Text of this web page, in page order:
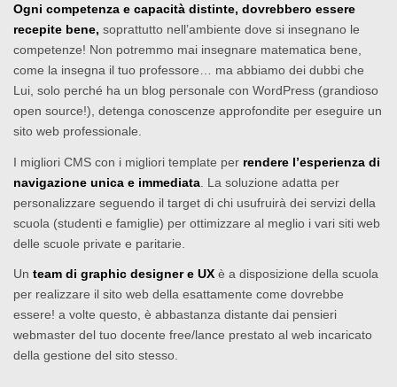
Ogni competenza e capacità distinte, dovrebbero essere
recepite bene, soprattutto nell’ambiente dove si insegnano le
competenze! Non potremmo mai insegnare matematica bene,
come la insegna il tuo professore… ma abbiamo dei dubbi che
Lui, solo perché ha un blog personale con WordPress (grandioso
open source!), detenga conoscenze approfondite per eseguire un
sito web professionale.
I migliori CMS con i migliori template per rendere l’esperienza di
navigazione unica e immediata . La soluzione adatta per
personalizzare seguendo il target di chi usufruirà dei servizi della
scuola (studenti e famiglie) per ottimizzare al meglio i vari siti web
delle scuole private e paritarie.
Un team di graphic designer e UX è a disposizione della scuola
per realizzare il sito web della esattamente come dovrebbe
essere! a volte questo, è abbastanza distante dai pensieri
webmaster del tuo docente free/lance prestato al web incaricato
della gestione del sito stesso.